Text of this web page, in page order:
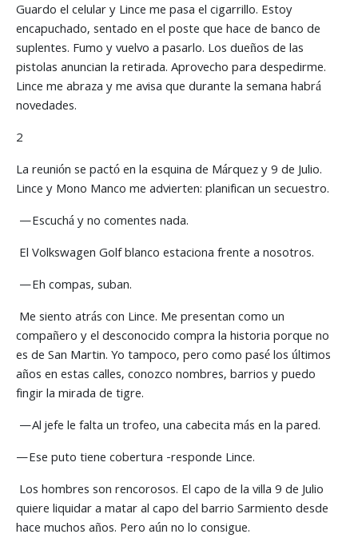
Guardo el celular y Lince me pasa el cigarrillo. Estoy
encapuchado, sentado en el poste que hace de banco de
suplentes. Fumo y vuelvo a pasarlo. Los dueños de las
pistolas anuncian la retirada. Aprovecho para despedirme.
Lince me abraza y me avisa que durante la semana habrá
novedades.
2
La reunión se pactó en la esquina de Márquez y 9 de Julio.
Lince y Mono Manco me advierten: planifican un secuestro.
—Escuchá y no comentes nada.
El Volkswagen Golf blanco estaciona frente a nosotros.
—Eh compas, suban.
Me siento atrás con Lince. Me presentan como un
compañero y el desconocido compra la historia porque no
es de San Martin. Yo tampoco, pero como pasé los últimos
años en estas calles, conozco nombres, barrios y puedo
fingir la mirada de tigre.
—Al jefe le falta un trofeo, una cabecita más en la pared.
—Ese puto tiene cobertura -responde Lince.
Los hombres son rencorosos. El capo de la villa 9 de Julio
quiere liquidar a matar al capo del barrio Sarmiento desde
hace muchos años. Pero aún no lo consigue.